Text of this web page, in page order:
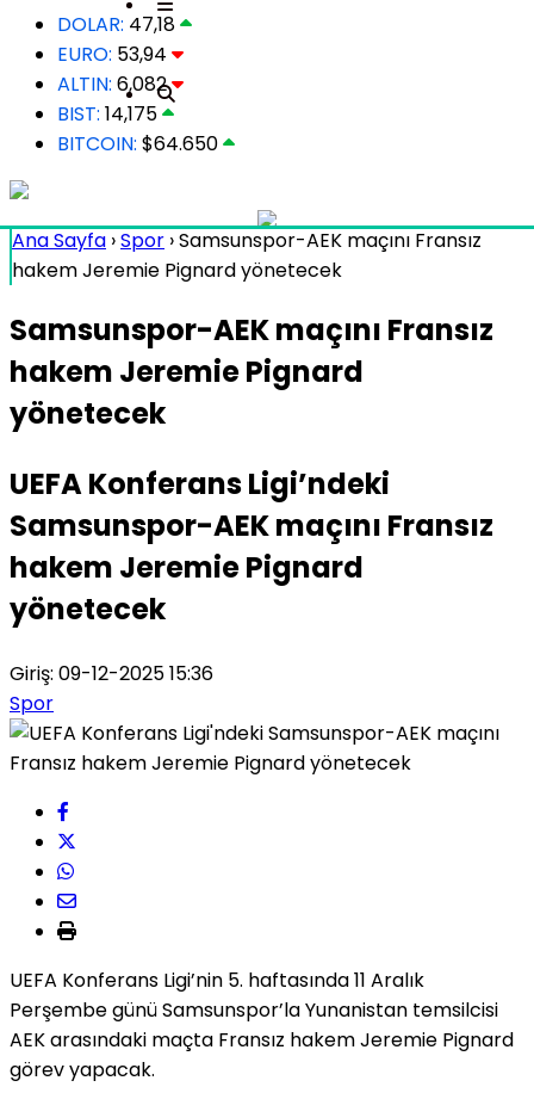
DOLAR: 47,18
EURO: 53,94
ALTIN: 6,082
BIST: 14,175
BITCOIN: $64.650
Ana Sayfa ›Spor ›Samsunspor-AEK maçını Fransız
hakem Jeremie Pignard yönetecek
Samsunspor-AEK maçını Fransız
hakem Jeremie Pignard
yönetecek
UEFA Konferans Ligi’ndeki
Samsunspor-AEK maçını Fransız
hakem Jeremie Pignard
yönetecek
Giriş: 09-12-2025 15:36
Spor
UEFA Konferans Ligi’nin 5. haftasında 11 Aralık
Perşembe günü Samsunspor’la Yunanistan temsilcisi
AEK arasındaki maçta Fransız hakem Jeremie Pignard
görev yapacak.